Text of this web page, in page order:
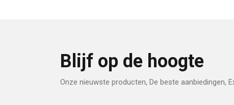
Blijf op de hoogte
Onze nieuwste producten, De beste aanbiedingen,